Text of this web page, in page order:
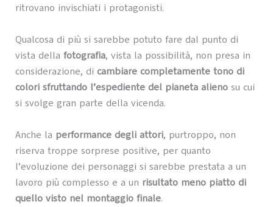
ritrovano invischiati i protagonisti.
Qualcosa di più si sarebbe potuto fare dal punto di
vista della fotografia, vista la possibilità, non presa in
considerazione, di cambiare completamente tono di
colori sfruttando l’espediente del pianeta alienosu cui
si svolge gran parte della vicenda.
Anche la performance degli attori, purtroppo, non
riserva troppe sorprese positive, per quanto
l’evoluzione dei personaggi si sarebbe prestata a un
lavoro più complesso e a un risultato meno piatto di
quello visto nel montaggio finale.